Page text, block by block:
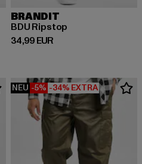
39,99 EUR
BRANDIT
BDU Ripstop
34,99 EUR
Derzeitiger Preis: 34,99 EUR
NEU -5% -34% EXTRA